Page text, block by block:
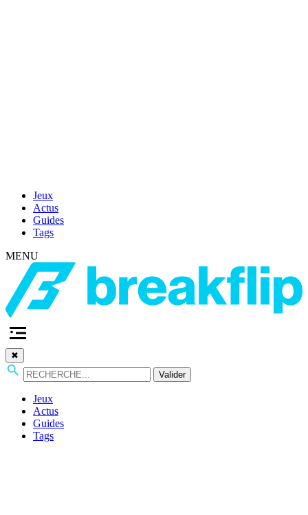
Jeux
Actus
Guides
Tags
MENU
✖
Valider
Jeux
Actus
Guides
Tags